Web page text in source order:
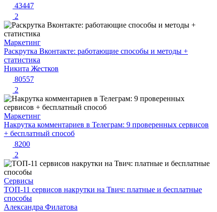
43447
2
Маркетинг
Раскрутка Вконтакте: работающие способы и методы +
статистика
Никита Жестков
80557
2
Маркетинг
Накрутка комментариев в Телеграм: 9 проверенных сервисов
+ бесплатный способ
8200
2
Сервисы
ТОП-11 сервисов накрутки на Твич: платные и бесплатные
способы
Александра Филатова